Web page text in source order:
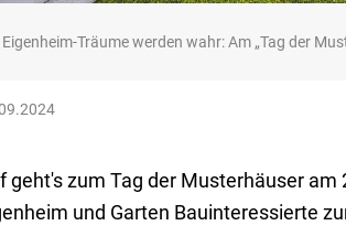
Eigenheim-Träume werden wahr: Am „Tag der
geht's zum Tag der Musterhäuser
und Garten Bauinteressierte